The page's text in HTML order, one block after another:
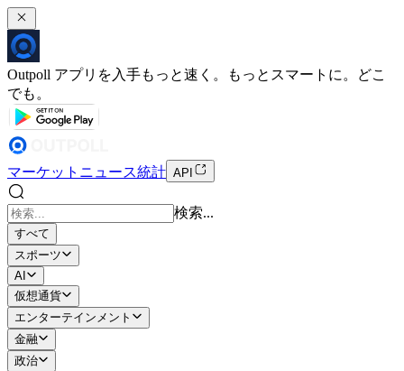
Outpoll アプリを入手もっと速く。もっとスマートに。どこ
でも。
マーケット ニュース統計 API
検索...
すべて
スポーツ
AI
仮想通貨
エンターテインメント
金融
政治